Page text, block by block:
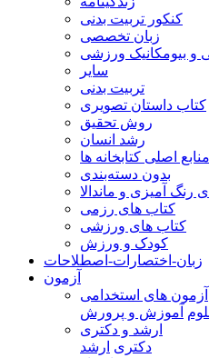
کنکور تربیت بدنی
زبان تخصصی
بیومکانیک ورزشی
سایر
تربیت بدنی
کتاب داستان تصویری
روش تحقیق
رشد انسان
اصلی کتابخانه ها
بدون دسته‌بندی
رنگ آمیزی و ماندالا
کتاب های رزمی
کتاب های ورزشی
کودک و ورزش
زبان-اختصارات-اصطلاحات
آزمون
آزمون های استخدامی
آموزش و پرورش
ارشد و دکتری
دکتری ارشد